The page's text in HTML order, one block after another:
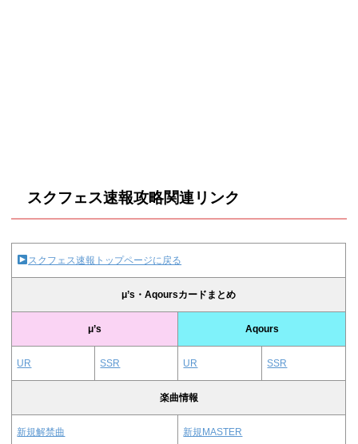
スクフェス速報攻略関連リンク
スクフェス速報トップページに戻る
μ’s・Aqoursカードまとめ
μ’s Aqours
UR SSR UR SSR
楽曲情報
新規解禁曲 新規MASTER